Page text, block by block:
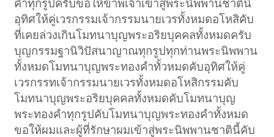
คำทุกรูปครับขอให้ข้าพเจ้าเข้าสู่พระนิพพานชาตินี้
อุทิศให้คู่เวรกรรมเจ้ากรรมนายเวรทั้งหมดอโหสิคับ
ที่เคยล่วงเกินโมทนาบุญพระอริยบุคคลทั้งหมดครับ
บุญกรรมฐานิวิปัสนาญาณทุกรูปทุกท่านพระนิพพาน
ทั้งหมดโมทนาบุญพระทองคำทั้วหมดคับอุทิศให้คู่
เวรกรรทเจ้ากรรมนายเวรทั้งหมดอโหสิกรรมคับ
โมทนาบุญพระอริยบุคคลทั้งหมดคับโมทนาบุญ
พระทองคำทุกรูปคับโมทนาบุญพระทองคำทั้งหมด
ขอให้ผมและผู้ที่รักษาผมเข้าสู่พระนิพพานชาตินี้คับ